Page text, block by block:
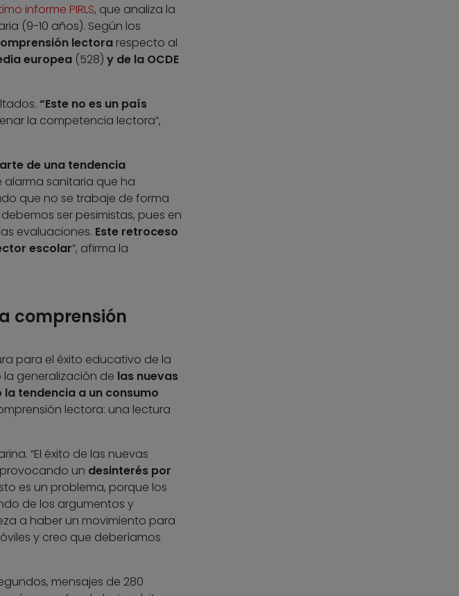
informe PIRLS, que analiza la
(9-10 años). Según los
lectorarespecto al
europea(528) y de la OCDE
“Este no es un país
la competencia lectora”,
de una tendencia
alarma sanitaria que ha
que no se trabaje de forma
ser pesimistas, pues en
evaluaciones. Este retroceso
escolar”, afirma la
comprensión
para el éxito educativo de la
generalización de las nuevas
tendencia a un consumo
lectora: una lectura
“El éxito de las nuevas
un desinterés por
es un problema, porque los
de los argumentos y
a haber un movimiento para
y creo que deberíamos
mensajes de 280